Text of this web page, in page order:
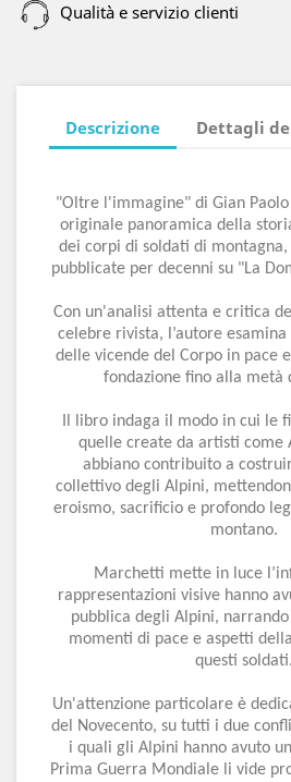
Qualità e servizio clienti
Descrizione Dettagli
"Oltre l'immagine" di Gian
originale panoramica della
dei corpi di soldati di
pubblicate per decenni su "La
Con un'analisi attenta e critica
celebre rivista, l’autore
delle vicende del Corpo in pace
fondazione fino alla metà
Il libro indaga il modo in cui le
quelle create da artisti come
abbiano contribuito a
collettivo degli Alpini,
eroismo, sacrificio e profondo
montano.
Marchetti mette in luce
rappresentazioni visive hanno
pubblica degli Alpini,
momenti di pace e aspetti
questi soldati.
Un'attenzione particolare è
del Novecento, su tutti i due
i quali gli Alpini hanno avuto
Prima Guerra Mondiale li vide